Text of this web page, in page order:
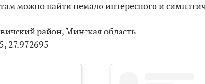
можно найти немало интересного и
район, Минская область.
27.972695